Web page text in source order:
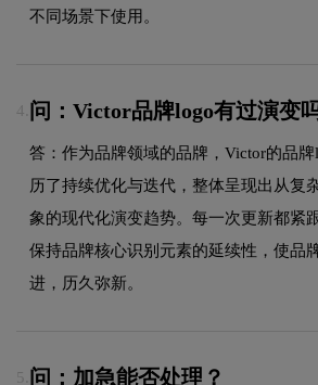
不同场景下使用。
4. 问：Victor品牌logo有过演变
答：作为品牌领域的品牌，Victor的品
历了持续优化与迭代，整体呈现出从复
象的现代化演变趋势。每一次更新都紧
保持品牌核心识别元素的延续性，使品
进，历久弥新。
5. 问：加急能否处理？